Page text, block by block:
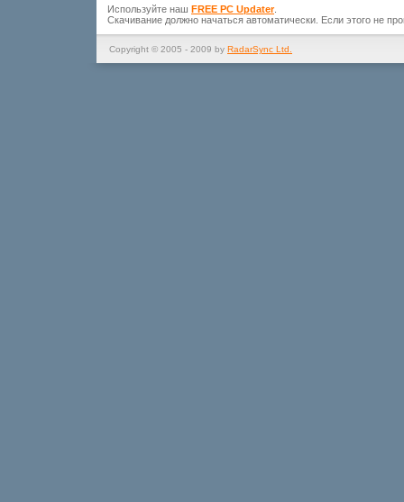
Используйте наш FREE PC Updater.
Скачивание должно начаться автоматически. Если этого не
Copyright © 2005 - 2009 by RadarSync Ltd.